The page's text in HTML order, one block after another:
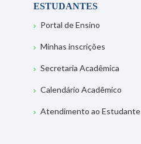
ESTUDANTES
Portal de Ensino
Minhas inscrições
Secretaria Acadêmica
Calendário Acadêmico
Atendimento ao Estudante